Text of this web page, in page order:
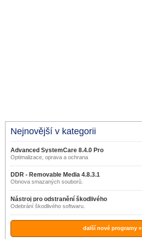
Nejnovější v kategorii
Advanced SystemCare 8.4.0 Pro
Optimalizace, oprava a ochrana
DDR - Removable Media 4.8.3.1
Obnova smazaných souborů.
Nástroj pro odstranění škodlivého
softwaru 3.19
Odebrání škodlivého softwaru.
další nové programy »